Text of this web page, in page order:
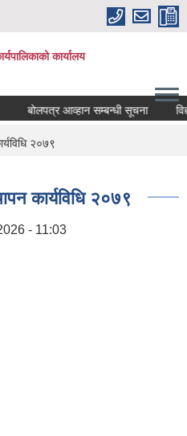
कार्यालय
बोलपत्र आव्हान सम्बन्धी सूचना
२०७९
कार्यविधि २०७९
- 11:03